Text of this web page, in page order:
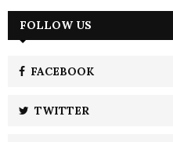
h
FOLLOW US
FACEBOOK
TWITTER